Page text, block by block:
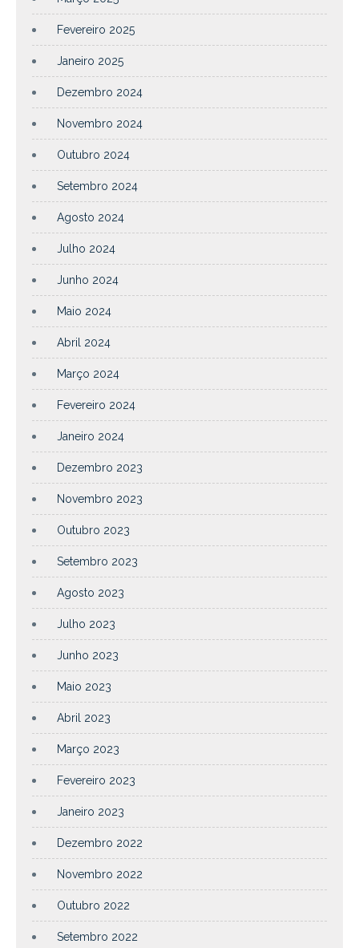
Fevereiro 2025
Janeiro 2025
Dezembro 2024
Novembro 2024
Outubro 2024
Setembro 2024
Agosto 2024
Julho 2024
Junho 2024
Maio 2024
Abril 2024
Março 2024
Fevereiro 2024
Janeiro 2024
Dezembro 2023
Novembro 2023
Outubro 2023
Setembro 2023
Agosto 2023
Julho 2023
Junho 2023
Maio 2023
Abril 2023
Março 2023
Fevereiro 2023
Janeiro 2023
Dezembro 2022
Novembro 2022
Outubro 2022
Setembro 2022